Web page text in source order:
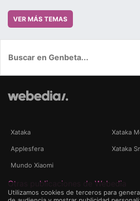
VER MÁS TEMAS
Xataka Xataka
Applesfera Xataka
Mundo Xiaomi
Otras publicaciones de Webedia
Utilizamos cookies de terceros para